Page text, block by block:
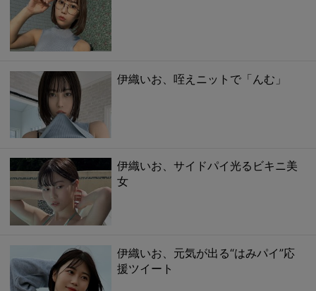
伊織いお、咥えニットで「んむ」
伊織いお、サイドパイ光るビキニ美
女
伊織いお、元気が出る“はみパイ”応
援ツイート